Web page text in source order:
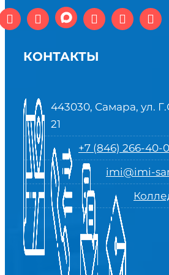
КОНТАКТЫ
443030, Самара, ул.
21
+7 (846) 266-40-
imi@imi-